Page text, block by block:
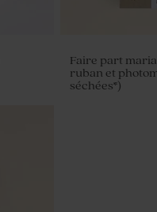
Faire part
ruban et
séchées*)